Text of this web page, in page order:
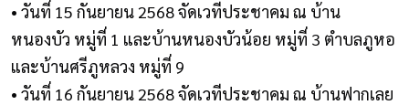
• วันที่ 15 กันยายน 2568 จัดเวทีประชาคม ณ บ้าน
หนองบัว หมู่ที่ 1 และบ้านหนองบัวน้อย หมู่ที่ 3 ตำบลภูหอ
และบ้านศรีภูหลวง หมู่ที่ 9
• วันที่ 16 กันยายน 2568 จัดเวทีประชาคม ณ บ้านฟากเลย